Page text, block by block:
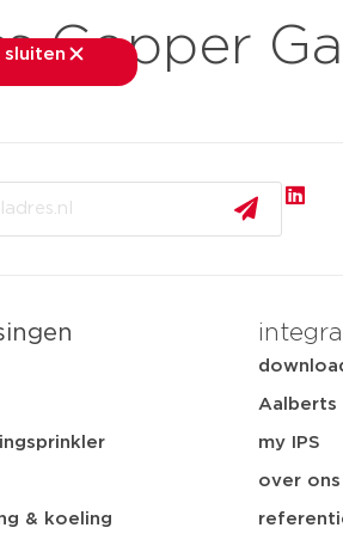
sluitenCopper
& koeling
Aalberts
my IPS
over ons